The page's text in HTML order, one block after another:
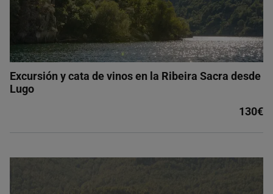
Excursión y cata de vinos en la Ribeira Sacra desde
Lugo
130€